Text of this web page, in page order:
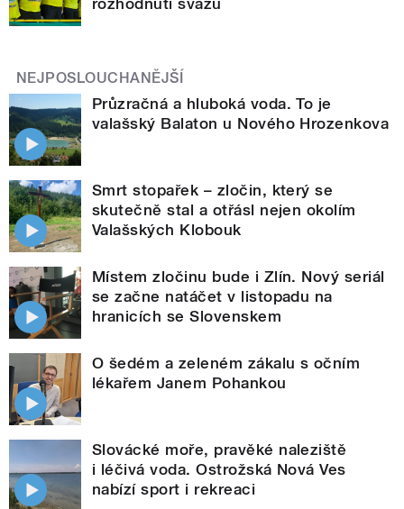
NEJPOSLOUCHANĚJŠÍ
Průzračná a hluboká voda. To je
valašský Balaton u Nového Hrozenkova
Smrt stopařek – zločin, který se
skutečně stal a otřásl nejen okolím
Valašských Klobouk
Místem zločinu bude i Zlín. Nový seriál
se začne natáčet v listopadu na
hranicích se Slovenskem
O šedém a zeleném zákalu s očním
lékařem Janem Pohankou
Slovácké moře, pravěké naleziště
i léčivá voda. Ostrožská Nová Ves
nabízí sport i rekreaci